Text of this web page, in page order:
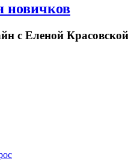
новичков
с Еленой Красовской